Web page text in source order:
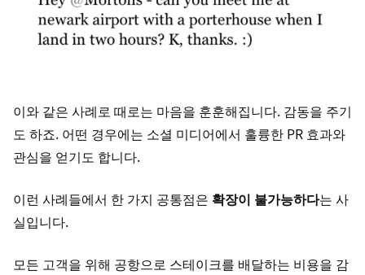
이와 같은 사례로 때로는 마음을 훈훈해집니다. 감동을 주기
도 하죠. 어떤 경우에는 소셜 미디어에서 훌륭한 PR 효과와
관심을 얻기도 합니다.
이런 사례들에서 한 가지 공통점은 확장이 불가능하다는 사
실입니다.
모든 고객을 위해 공항으로 스테이크를 배달하는 비용을 감